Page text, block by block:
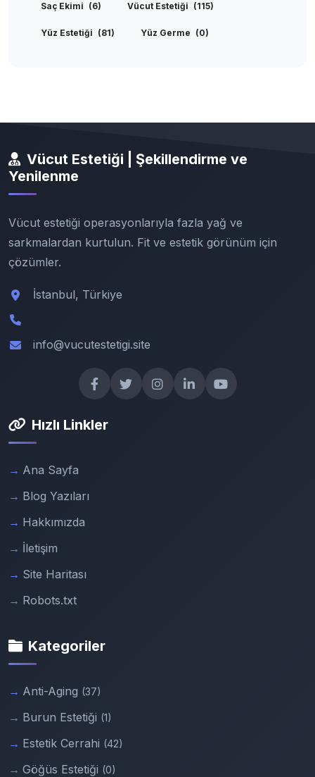
Saç Ekimi (6) Vücut Estetiği (115)
Yüz Estetiği (81) Yüz Germe (0)
Vücut Estetiği | Şekillendirme ve
Yenilenme
Vücut estetiği operasyonlarıyla fazla yağ ve
sarkmalardan kurtulun. Fit ve estetik görünüm için
çözümler.
İstanbul, Türkiye
info@vucutestetigi.site
Hızlı Linkler
Ana Sayfa
Blog Yazıları
Hakkımızda
İletişim
Site Haritası
Robots.txt
Kategoriler
Anti-Aging (37)
Burun Estetiği (1)
Estetik Cerrahi (42)
Göğüs Estetiği (0)